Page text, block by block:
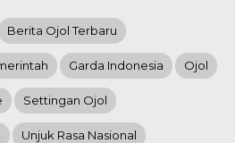
Berita Ojol Terbaru
Garda Indonesia Ojol
Settingan Ojol
Unjuk Rasa Nasional